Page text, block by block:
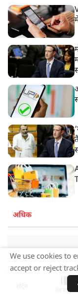
अधिक
वेब स्टोरीज़
We use cookies to
accept or reject